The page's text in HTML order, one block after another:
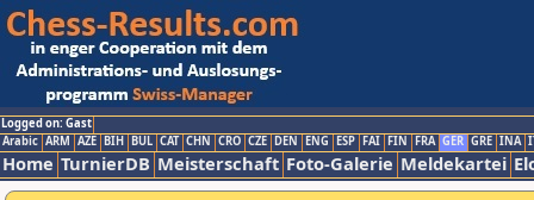
Logged on: Gast
Arabic ARM AZE BIH BUL CAT CHN CRO CZE DEN ENG ESP FAI FIN FRA GER GRE INA
Home TurnierDB Meisterschaft Foto-Galerie Meldekartei